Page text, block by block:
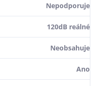
Nepodporuje
120dB reálné
Neobsahuje
Ano